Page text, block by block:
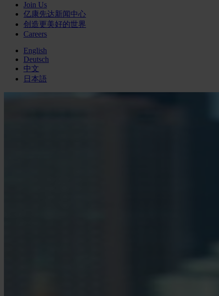
Join Us
亿康先达新闻中心
创造更美好的世界
Careers
English
Deutsch
中文
日本語